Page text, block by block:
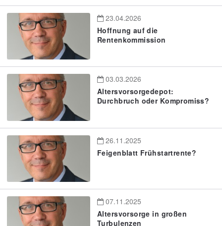
23.04.2026
Hoffnung auf die
Rentenkommission
03.03.2026
Altersvorsorgedepot:
Durchbruch oder Kompromiss?
26.11.2025
Feigenblatt Frühstartrente?
07.11.2025
Altersvorsorge in großen
Turbulenzen